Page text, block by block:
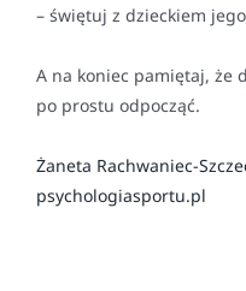
– świętuj z dzieckiem
A na koniec pamiętaj, że
po prostu odpocząć.
Żaneta Rachwaniec-
psychologiasportu.pl